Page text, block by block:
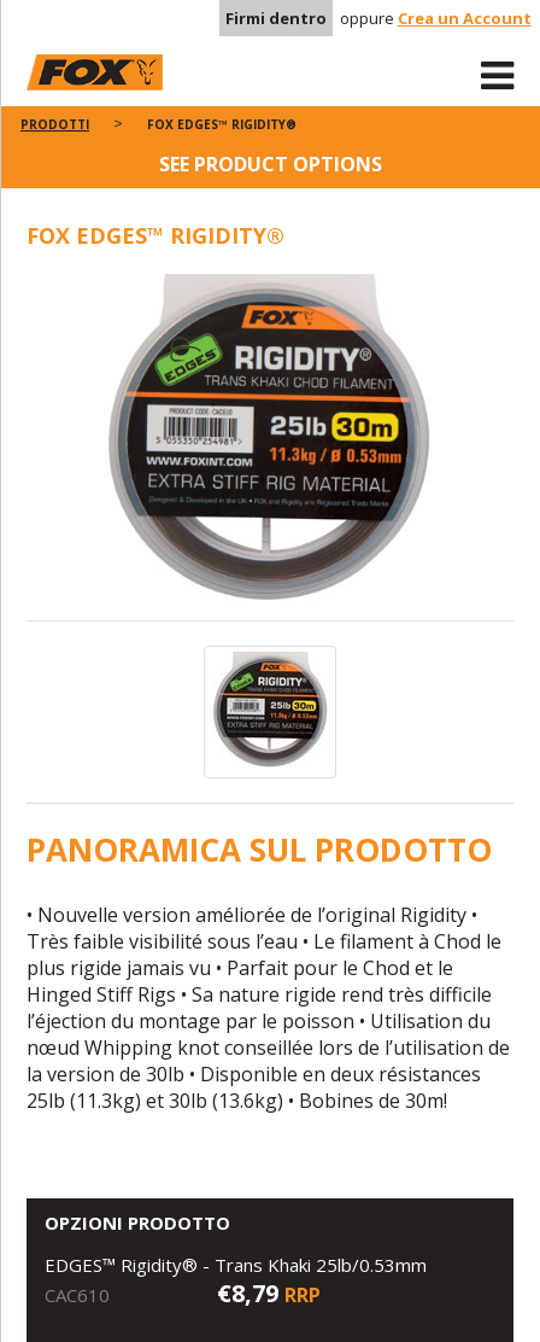
Firmi dentro oppure Crea un Account
PRODOTTI FOX EDGES™ RIGIDITY®
SEE PRODUCT OPTIONS
FOX EDGES™ RIGIDITY®
PANORAMICA SUL PRODOTTO
• Nouvelle version améliorée de l’original Rigidity •
Très faible visibilité sous l’eau • Le filament à Chod le
plus rigide jamais vu • Parfait pour le Chod et le
Hinged Stiff Rigs • Sa nature rigide rend très difficile
l’éjection du montage par le poisson • Utilisation du
nœud Whipping knot conseillée lors de l’utilisation de
la version de 30lb • Disponible en deux résistances
25lb (11.3kg) et 30lb (13.6kg) • Bobines de 30m!
OPZIONI PRODOTTO
EDGES™ Rigidity® - Trans Khaki 25lb/0.53mm
CAC610
€8,79 RRP